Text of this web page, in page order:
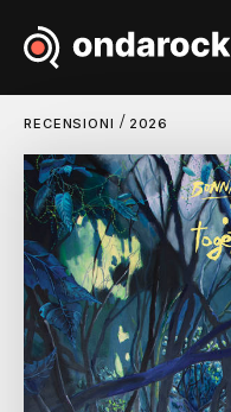
RECENSIONI / 2026